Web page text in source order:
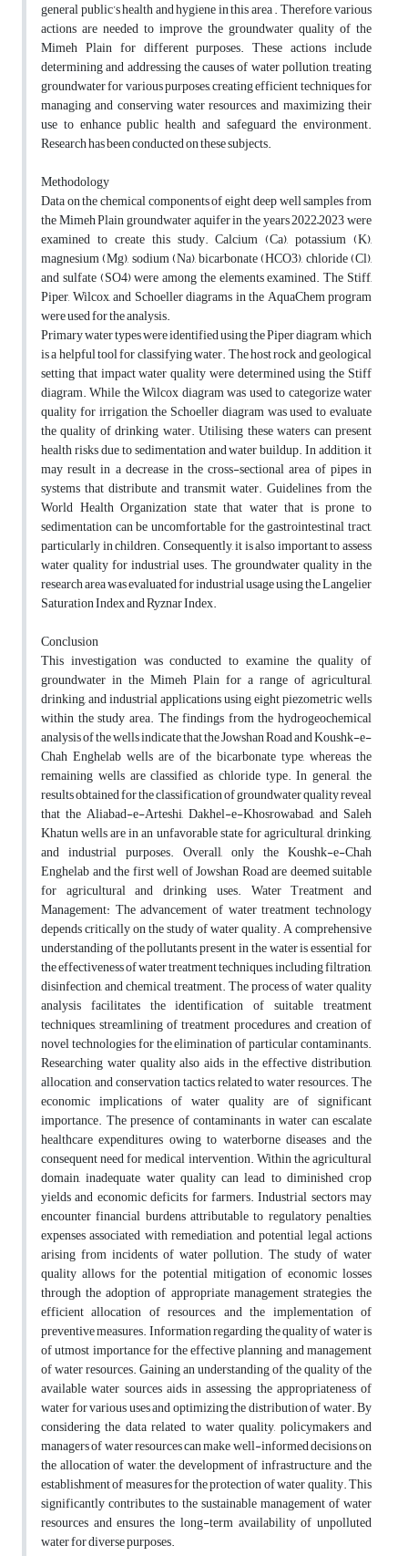
general public’s health and hygiene in this area . Therefore, various
actions are needed to improve the groundwater quality of the
Mimeh Plain for different purposes. These actions include
determining and addressing the causes of water pollution, treating
groundwater for various purposes, creating efficient techniques for
managing and conserving water resources, and maximizing their
use to enhance public health and safeguard the environment.
Research has been conducted on these subjects.
Methodology
Data on the chemical components of eight deep well samples from
the Mimeh Plain groundwater aquifer in the years 2022–2023 were
examined to create this study. Calcium (Ca), potassium (K),
magnesium (Mg), sodium (Na), bicarbonate (HCO3), chloride (Cl),
and sulfate (SO4) were among the elements examined. The Stiff,
Piper, Wilcox, and Schoeller diagrams in the AquaChem program
were used for the analysis.
Primary water types were identified using the Piper diagram, which
is a helpful tool for classifying water. The host rock and geological
setting that impact water quality were determined using the Stiff
diagram. While the Wilcox diagram was used to categorize water
quality for irrigation, the Schoeller diagram was used to evaluate
the quality of drinking water. Utilising these waters can present
health risks due to sedimentation and water buildup. In addition, it
may result in a decrease in the cross-sectional area of pipes in
systems that distribute and transmit water. Guidelines from the
World Health Organization state that water that is prone to
sedimentation can be uncomfortable for the gastrointestinal tract,
particularly in children. Consequently, it is also important to assess
water quality for industrial uses. The groundwater quality in the
research area was evaluated for industrial usage using the Langelier
Saturation Index and Ryznar Index.
Conclusion
This investigation was conducted to examine the quality of
groundwater in the Mimeh Plain for a range of agricultural,
drinking, and industrial applications using eight piezometric wells
within the study area. The findings from the hydrogeochemical
analysis of the wells indicate that the Jowshan Road and Koushk-e-
Chah Enghelab wells are of the bicarbonate type, whereas the
remaining wells are classified as chloride type. In general, the
results obtained for the classification of groundwater quality reveal
that the Aliabad-e-Arteshi, Dakhel-e-Khosrowabad, and Saleh
Khatun wells are in an unfavorable state for agricultural, drinking,
and industrial purposes. Overall, only the Koushk-e-Chah
Enghelab and the first well of Jowshan Road are deemed suitable
for agricultural and drinking uses. Water Treatment and
Management: The advancement of water treatment technology
depends critically on the study of water quality. A comprehensive
understanding of the pollutants present in the water is essential for
the effectiveness of water treatment techniques, including filtration,
disinfection, and chemical treatment. The process of water quality
analysis facilitates the identification of suitable treatment
techniques, streamlining of treatment procedures, and creation of
novel technologies for the elimination of particular contaminants.
Researching water quality also aids in the effective distribution,
allocation, and conservation tactics related to water resources. The
economic implications of water quality are of significant
importance. The presence of contaminants in water can escalate
healthcare expenditures owing to waterborne diseases and the
consequent need for medical intervention. Within the agricultural
domain, inadequate water quality can lead to diminished crop
yields and economic deficits for farmers. Industrial sectors may
encounter financial burdens attributable to regulatory penalties,
expenses associated with remediation, and potential legal actions
arising from incidents of water pollution. The study of water
quality allows for the potential mitigation of economic losses
through the adoption of appropriate management strategies, the
efficient allocation of resources, and the implementation of
preventive measures. Information regarding the quality of water is
of utmost importance for the effective planning and management
of water resources. Gaining an understanding of the quality of the
available water sources aids in assessing the appropriateness of
water for various uses and optimizing the distribution of water. By
considering the data related to water quality, policymakers and
managers of water resources can make well-informed decisions on
the allocation of water, the development of infrastructure, and the
establishment of measures for the protection of water quality. This
significantly contributes to the sustainable management of water
resources and ensures the long-term availability of unpolluted
water for diverse purposes.